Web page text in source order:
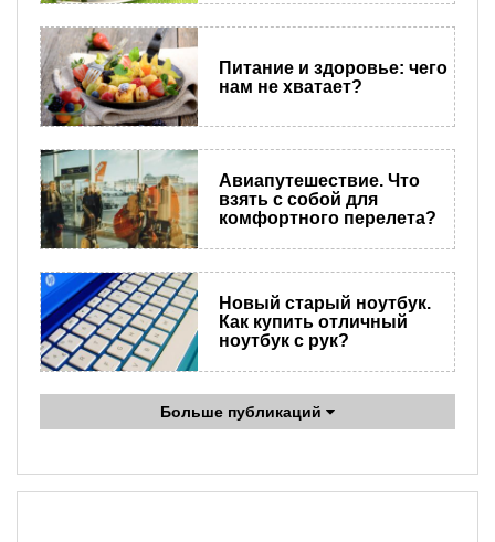
Питание и здоровье: чего
нам не хватает?
Авиапутешествие. Что
взять с собой для
комфортного перелета?
Новый старый ноутбук.
Как купить отличный
ноутбук с рук?
Больше публикаций